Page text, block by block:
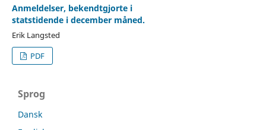
Anmeldelser, bekendtgjorte i
statstidende i december måned.
Erik Langsted
PDF
Sprog
Dansk